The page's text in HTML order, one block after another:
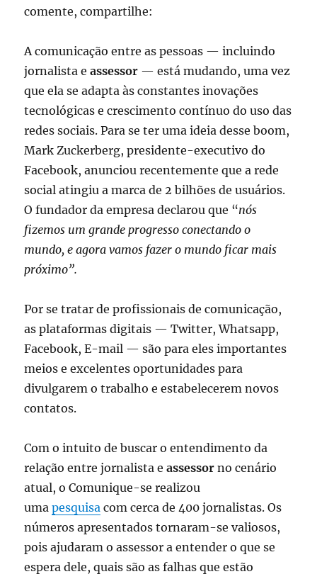
comente, compartilhe:
A comunicação entre as pessoas — incluindo
jornalista eassessor — está mudando, uma vez
que ela se adapta às constantes inovações
tecnológicas e crescimento contínuo do uso das
redes sociais. Para se ter uma ideia desse boom,
Mark Zuckerberg, presidente-executivo do
Facebook, anunciou recentemente que a rede
social atingiu a marca de 2 bilhões de usuários.
O fundador da empresa declarou que “nós
fizemos um grande progresso conectando o
mundo, e agora vamos fazer o mundo ficar mais
próximo”.
Por se tratar de profissionais de comunicação,
as plataformas digitais — Twitter, Whatsapp,
Facebook, E-mail — são para eles importantes
meios e excelentes oportunidades para
divulgarem o trabalho e estabelecerem novos
contatos.
Com o intuito de buscar o entendimento da
relação entre jornalista eassessor no cenário
atual, o Comunique-se realizou
umapesquisa com cerca de 400 jornalistas. Os
números apresentados tornaram-se valiosos,
pois ajudaram o assessor a entender o que se
espera dele, quais são as falhas que estão